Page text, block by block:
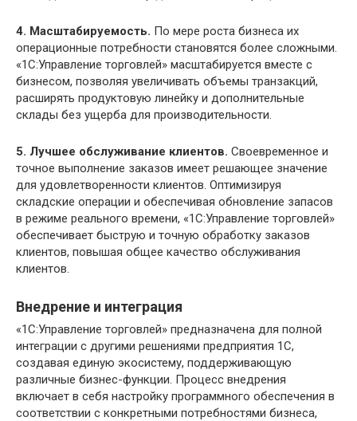
4. Масштабируемость. По мере роста бизнеса их
операционные потребности становятся более сложными.
«1С:Управление торговлей» масштабируется вместе с
бизнесом, позволяя увеличивать объемы транзакций,
расширять продуктовую линейку и дополнительные
склады без ущерба для производительности.
5. Лучшее обслуживание клиентов. Своевременное и
точное выполнение заказов имеет решающее значение
для удовлетворенности клиентов. Оптимизируя
складские операции и обеспечивая обновление запасов
в режиме реального времени, «1С:Управление торговлей»
обеспечивает быструю и точную обработку заказов
клиентов, повышая общее качество обслуживания
клиентов.
Внедрение и интеграция
«1С:Управление торговлей» предназначена для полной
интеграции с другими решениями предприятия 1С,
создавая единую экосистему, поддерживающую
различные бизнес-функции. Процесс внедрения
включает в себя настройку программного обеспечения в
соответствии с конкретными потребностями бизнеса,